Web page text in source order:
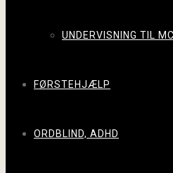
UNDERVISNING TIL MC
FØRSTEHJÆLP
ORDBLIND, ADHD